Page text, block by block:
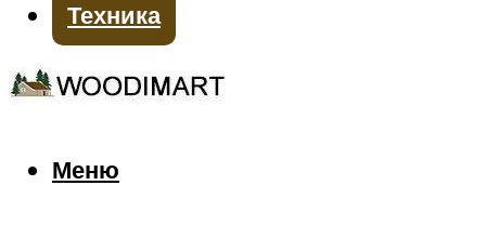
Техника
Меню
Меню